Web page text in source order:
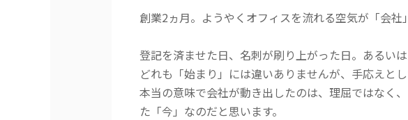
創業2ヵ月。ようやくオフィスを流れる空気が「会社
登記を済ませた日、名刺が刷り上がった日。あるい
どれも「始まり」には違いありませんが、手応えとし
本当の意味で会社が動き出したのは、理屈ではなく
た「今」なのだと思います。